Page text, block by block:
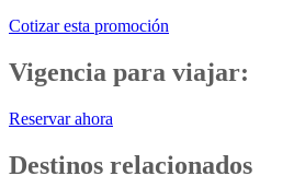
Cotizar esta promoción
Vigencia para viajar:
Reservar ahora
Destinos relacionados